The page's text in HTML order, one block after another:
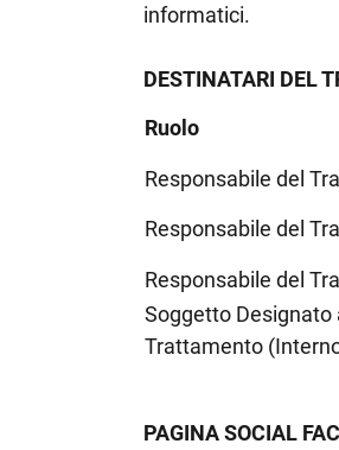
informatici.
DESTINATARI DEL
Ruolo
Responsabile del
Responsabile del
Responsabile del
Soggetto Designato
Trattamento
PAGINA SOCIAL